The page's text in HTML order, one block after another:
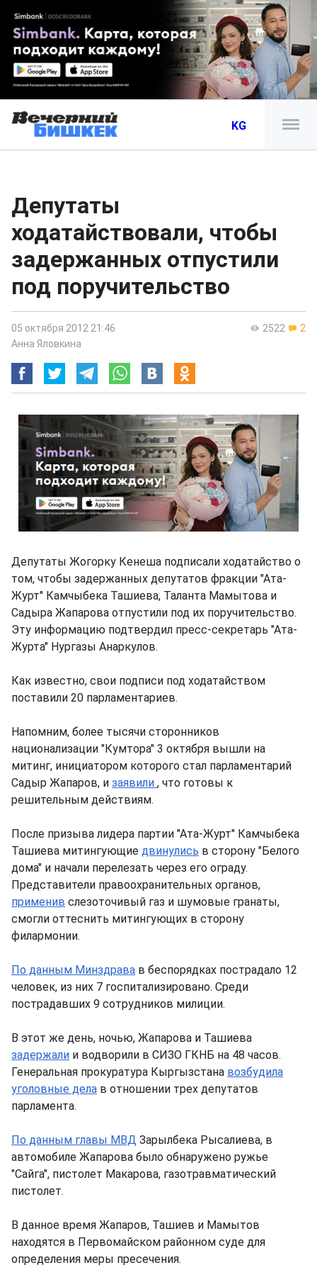
KG
Депутаты
ходатайствовали, чтобы
задержанных отпустили
под поручительство
2522 2
05 октября 2012 21:46
Анна Яловкина
Депутаты Жогорку Кенеша подписали ходатайство о
том, чтобы задержанных депутатов фракции "Ата-
Журт" Камчыбека Ташиева, Таланта Мамытова и
Садыра Жапарова отпустили под их поручительство.
Эту информацию подтвердил пресс-секретарь "Ата-
Журта" Нургазы Анаркулов.
Как известно, свои подписи под ходатайством
поставили 20 парламентариев.
Напомним, более тысячи сторонников
национализации "Кумтора" 3 октября вышли на
митинг, инициатором которого стал парламентарий
Садыр Жапаров, и заявили , что готовы к
решительным действиям.
После призыва лидера партии "Ата-Журт" Камчыбека
Ташиева митингующие двинулись в сторону "Белого
дома" и начали перелезать через его ограду.
Представители правоохранительных органов,
применив слезоточивый газ и шумовые гранаты,
смогли оттеснить митингующих в сторону
филармонии.
По данным Минздрава в беспорядках пострадало 12
человек, из них 7 госпитализировано. Среди
пострадавших 9 сотрудников милиции.
В этот же день, ночью, Жапарова и Ташиева
задержали и водворили в СИЗО ГКНБ на 48 часов.
Генеральная прокуратура Кыргызстана возбудила
уголовные дела в отношении трех депутатов
парламента.
По данным главы МВД Зарылбека Рысалиева, в
автомобиле Жапарова было обнаружено ружье
"Сайга", пистолет Макарова, газотравматический
пистолет.
В данное время Жапаров, Ташиев и Мамытов
находятся в Первомайском районном суде для
определения меры пресечения.